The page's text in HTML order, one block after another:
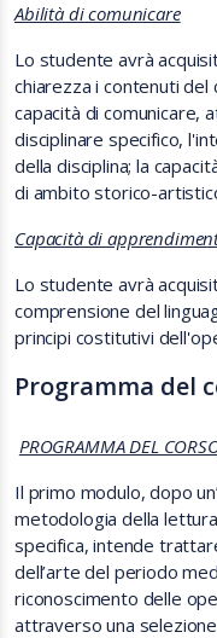
Abilità di comunicare
Lo studente avrà
chiarezza i contenuti del
capacità di comunicare,
disciplinare specifico,
della disciplina; la
di ambito storico-
Capacità di
Lo studente avrà
comprensione del
principi costitutivi
Programma del
PROGRAMMA DEL
Il primo modulo, dopo
metodologia della
specifica, intende
dell’arte del periodo
riconoscimento delle
attraverso una